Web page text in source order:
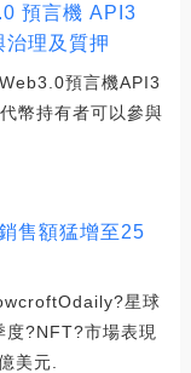
預言機 API3
理及質押
預言機API3
幣持有者可以參與
售額猛增至25
星球
度?NFT?市場表現
美元.